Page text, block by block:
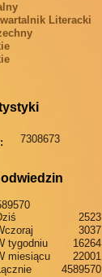
Literacki
7308673
2523
3037
tygodniu
16264
miesiącu
22001
4589570